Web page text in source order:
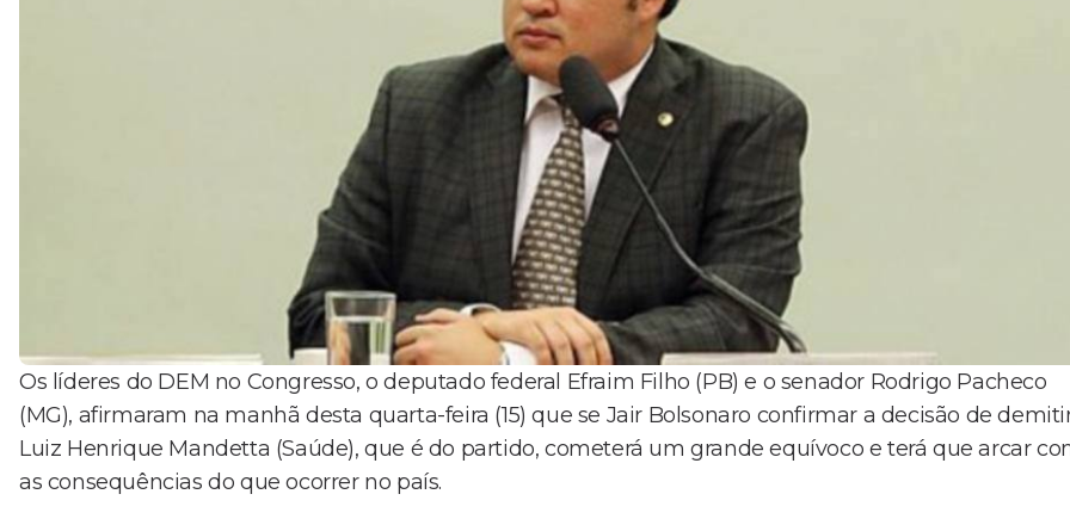
Os líderes do DEM no Congresso, o deputado federal Efraim Filho (PB) e o senador Rodrigo Pacheco
(MG), afirmaram na manhã desta quarta-feira (15) que se Jair Bolsonaro confirmar a decisão de
Luiz Henrique Mandetta (Saúde), que é do partido, cometerá um grande equívoco e terá que arcar
as consequências do que ocorrer no país.